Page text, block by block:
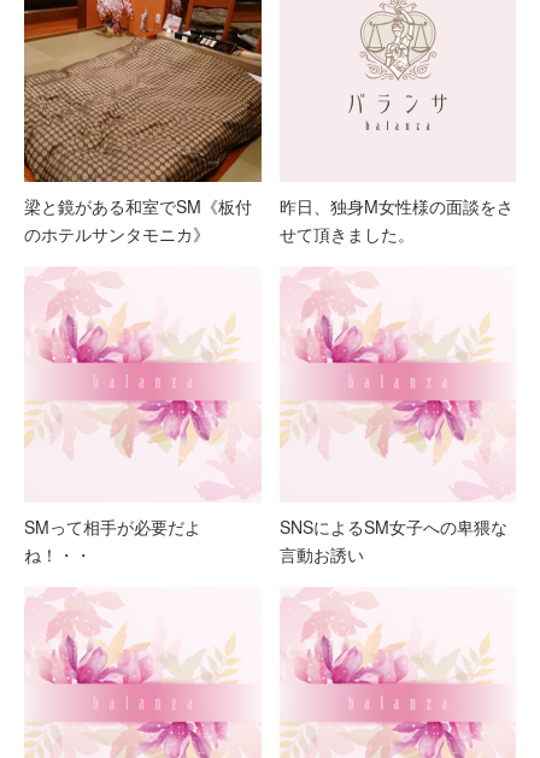
梁と鏡がある和室でSM《板付
のホテルサンタモニカ》
昨日、独身M女性様の面談をさ
せて頂きました。
SMって相手が必要だよ
ね！・・
SNSによるSM女子への卑猥な
言動お誘い